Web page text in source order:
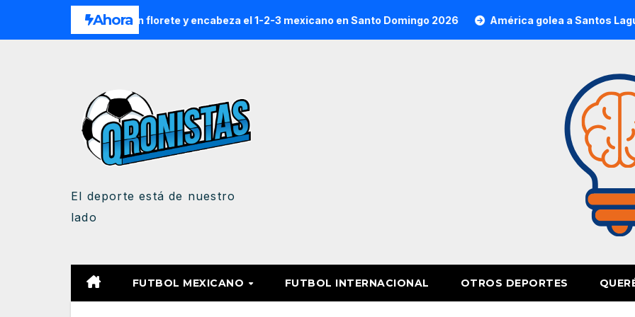
Ahora
el oro en florete y encabeza el 1-2-3 mexicano en Santo Domingo 2026 América golea a Santos Laguna y asume
El deporte está de nuestro
lado
FUTBOL MEXICANO FUTBOL INTERNACIONAL OTROS DEPORTES